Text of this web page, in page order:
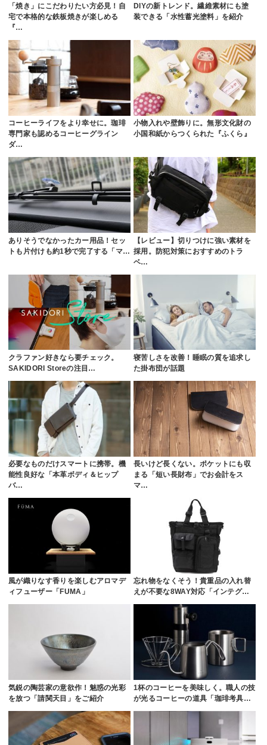
「焼き」にこだわりたい方必見！自
宅で本格的な鉄板焼きが楽しめる
『…
DIYの新トレンド。繊維素材にも塗
装できる「水性蓄光塗料」を紹介
コーヒーライフをより幸せに。珈琲
専門家も認めるコーヒーグライン
ダ…
小物入れや壁飾りに。無形文化財の
小国和紙からつくられた『ふくら』
ありそうでなかったカー用品！セッ
トも片付けも約1秒で完了する「マ…
【レビュー】切りつけに強い素材を
採用。防犯対策におすすめのトラ
ベ…
クラファン好きなら要チェック。
SAKIDORI Storeの注目…
寝苦しさを改善！睡眠の質を追求し
た掛布団が話題
必要なものだけスマートに携帯。機
能性良好な「本革ボディ＆ヒップ
バ…
長いけど長くない。ポケットにも収
まる「短い長財布」でお会計をス
マ…
風が織りなす香りを楽しむアロマデ
ィフューザー「FUMA」
忘れ物をなくそう！貴重品の入れ替
えが不要な8WAY対応「インテグ…
気鋭の陶芸家の意欲作！魅惑の光彩
を放つ「請関天目」をご紹介
1杯のコーヒーを美味しく。職人の技
が光るコーヒーの道具「珈琲考具…